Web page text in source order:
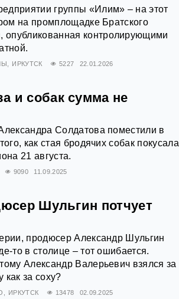
группы «Илим» – на этот
на промплощадке Братского
контролирующими
ИРКУТСК 5227 22.01.2026
и собак сумма не
Солдатова поместили в
как стая бродячих собак покусала
21 августа.
9090 11.09.2025
Шульгин потчует
продюсер Александр Шульгин
то в столице – тот ошибается.
Александр Валерьевич взялся за
за соху?
ИРКУТСК 13478 02.09.2025